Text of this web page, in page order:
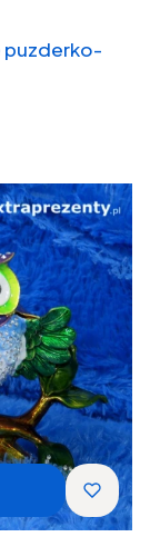
puzderko-